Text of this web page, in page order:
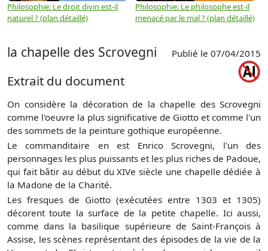
Philosophie: Le droit divin est-il
naturel ? (plan détaillé)
Philosophie: Le philosophe est-il
menacé par le mal ? (plan détaillé)
la chapelle des Scrovegni Publié le 07/04/2015
Extrait du document
On considère la décoration de la chapelle des Scrovegni
comme l'oeuvre la plus significative de Giotto et comme l'un
des sommets de la peinture gothique européenne.
Le commanditaire en est Enrico Scrovegni, l'un des
personnages les plus puissants et les plus riches de Padoue,
qui fait bâtir au début du XIVe siècle une chapelle dédiée à
la Madone de la Charité.
Les fresques de Giotto (exécutées entre 1303 et 1305)
décorent toute la surface de la petite chapelle. Ici aussi,
comme dans la basilique supérieure de Saint-François à
Assise, les scènes représentant des épisodes de la vie de la